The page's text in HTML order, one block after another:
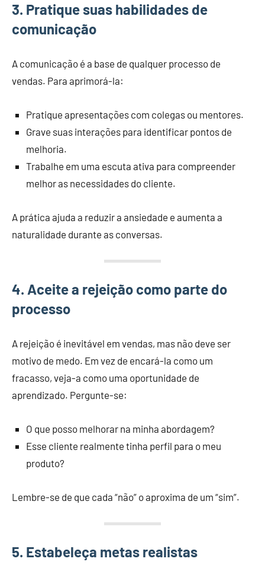
3. Pratique suas habilidades de
comunicação
A comunicação é a base de qualquer processo de
vendas. Para aprimorá-la:
Pratique apresentações com colegas ou mentores.
Grave suas interações para identificar pontos de
melhoria.
Trabalhe em uma escuta ativa para compreender
melhor as necessidades do cliente.
A prática ajuda a reduzir a ansiedade e aumenta a
naturalidade durante as conversas.
4. Aceite a rejeição como parte do
processo
A rejeição é inevitável em vendas, mas não deve ser
motivo de medo. Em vez de encará-la como um
fracasso, veja-a como uma oportunidade de
aprendizado. Pergunte-se:
O que posso melhorar na minha abordagem?
Esse cliente realmente tinha perfil para o meu
produto?
Lembre-se de que cada “não” o aproxima de um “sim”.
5. Estabeleça metas realistas